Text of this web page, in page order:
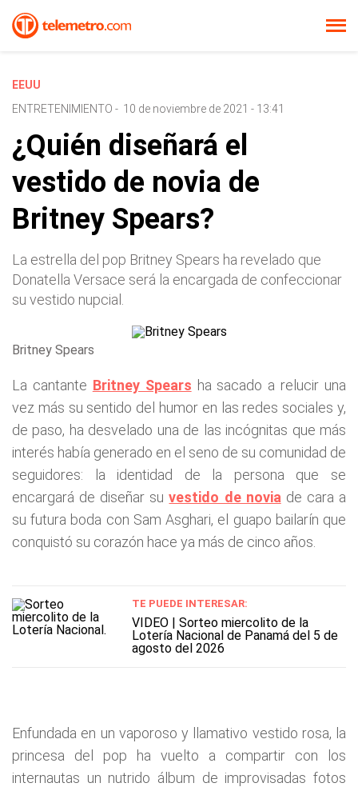
EEUU
ENTRETENIMIENTO - 10 de noviembre de 2021 - 13:41
¿Quién diseñará el
vestido de novia de
Britney Spears?
La estrella del pop Britney Spears ha revelado que
Donatella Versace será la encargada de confeccionar
su vestido nupcial.
Britney Spears
La cantante Britney Spears ha sacado a relucir una
vez más su sentido del humor en las redes sociales y,
de paso, ha desvelado una de las incógnitas que más
interés había generado en el seno de su comunidad de
seguidores: la identidad de la persona que se
encargará de diseñar suvestido de novia de cara a
su futura boda con Sam Asghari, el guapo bailarín que
conquistó su corazón hace ya más de cinco años.
TE PUEDE INTERESAR:
VIDEO | Sorteo miercolito de la
Lotería Nacional de Panamá del 5 de
agosto del 2026
Enfundada en un vaporoso y llamativo vestido rosa, la
princesa del pop ha vuelto a compartir con los
internautas un nutrido álbum de improvisadas fotos